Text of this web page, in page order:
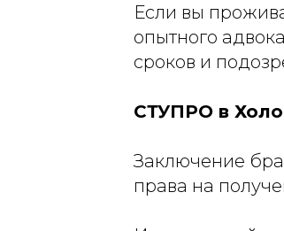
Если вы
опытного
сроков и
СТУПРО в
Заключение
права на